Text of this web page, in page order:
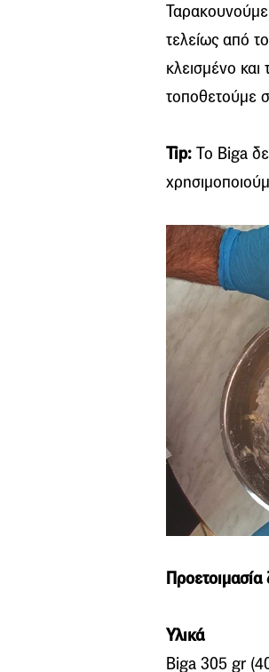
τελείως από
κλεισμένο
τοποθετούμε
Tip: Το Biga
Υλικά
Biga 305 gr